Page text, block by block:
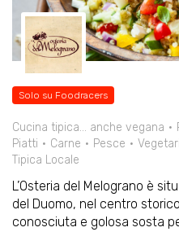
Solo su Foodracers
Cucina tipica... anche vegana
Piatti
Carne Pesce
Tipica Locale
L’Osteria del Melograno è
del Duomo, nel centro
conosciuta e golosa sosta